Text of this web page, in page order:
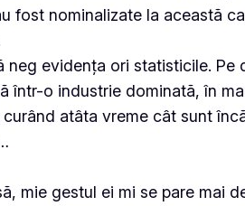
fost nominalizate la această
neg evidența ori statisticile.
într-o industrie dominată, în
atâta vreme cât sunt
mie gestul ei mi se pare mai